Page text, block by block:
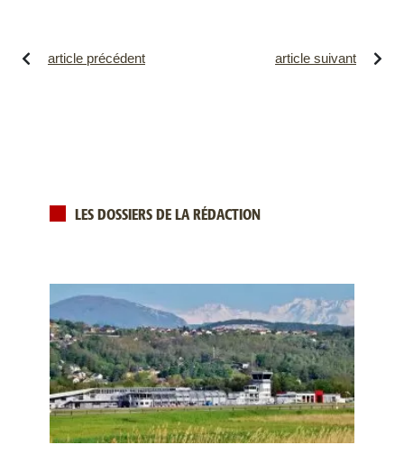
article précédent article suivant
LES DOSSIERS DE LA RÉDACTION